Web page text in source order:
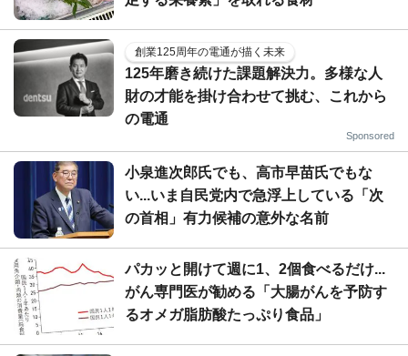
創業125周年の電通が描く未来
125年磨き続けた課題解決力。多様な人
財の才能を掛け合わせて挑む、これから
の電通
Sponsored
小泉進次郎氏でも、高市早苗氏でもな
い...いま自民党内で急浮上している「次
の首相」有力候補の意外な名前
パカッと開けて週に1、2個食べるだけ...
がん専門医が勧める「大腸がんを予防す
るオメガ脂肪酸たっぷり食品」